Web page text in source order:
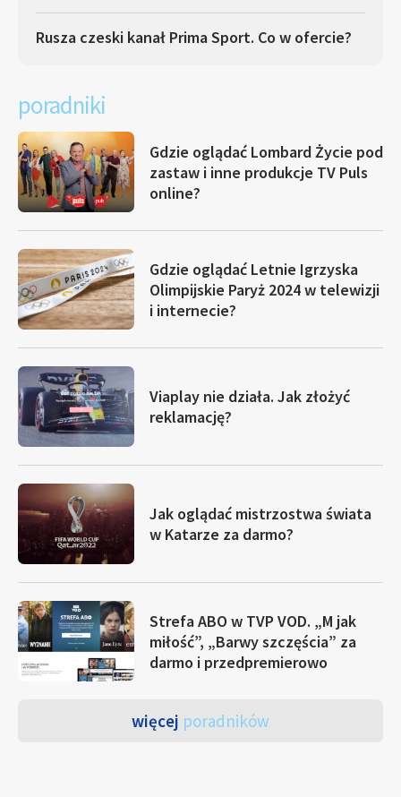
Rusza czeski kanał Prima Sport. Co w ofercie?
poradniki
Gdzie oglądać Lombard Życie pod
zastaw i inne produkcje TV Puls
online?
Gdzie oglądać Letnie Igrzyska
Olimpijskie Paryż 2024 w telewizji
i internecie?
Viaplay nie działa. Jak złożyć
reklamację?
Jak oglądać mistrzostwa świata
w Katarze za darmo?
Strefa ABO w TVP VOD. „M jak
miłość”, „Barwy szczęścia” za
darmo i przedpremierowo
więcej poradników